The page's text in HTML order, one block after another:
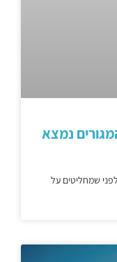
נמצא
לפספס לפני שמחליטים על